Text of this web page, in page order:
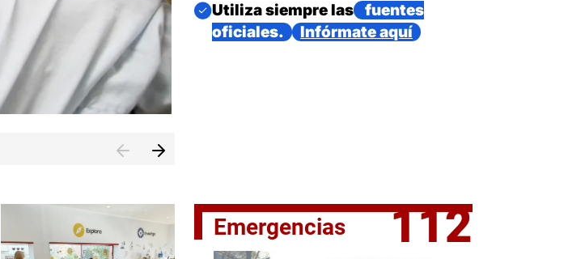
Imagen
Utiliza siempre las
fuentes
oficiales.
Infórmate aquí
Emergencias 112